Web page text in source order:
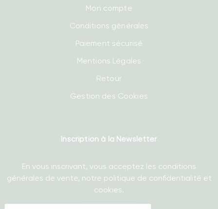
Mon compte
Conditions générales
Paiement sécurisé
Mentions Légales
Retour
Gestion des Cookies
Inscription à la Newsletter
En vous inscrivant, vous acceptez les conditions
générales de vente, notre politique de confidentialité et
cookies.